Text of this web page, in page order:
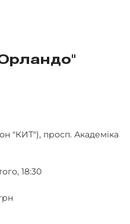
"КИТ"), просп. Академіка
18:30